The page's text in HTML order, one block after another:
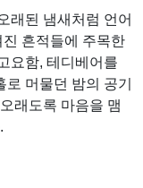
래된 냄새처럼 언어
흔적들에 주목한
요함, 테디베어를
머물던 밤의 공기
래도록 마음을 맴